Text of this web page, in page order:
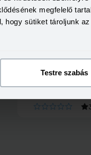
megfelelő
hogy sütiket tároljunk
Testre szabás